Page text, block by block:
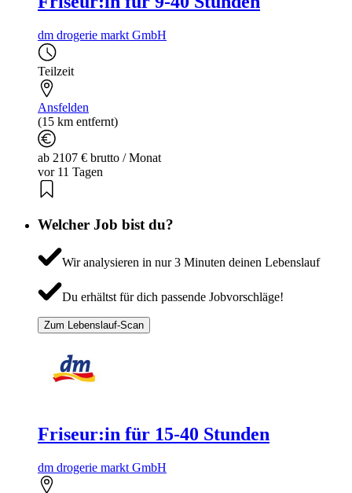
dm drogerie markt GmbH
Teilzeit
Ansfelden
(15 km entfernt)
ab 2107 € brutto / Monat
vor 11 Tagen
Welcher Job bist du?
Wir analysieren in nur 3 Minuten deinen Lebenslauf
Du erhältst für dich passende Jobvorschläge!
Zum Lebenslauf-Scan
Friseur:in für 15-40 Stunden
dm drogerie markt GmbH